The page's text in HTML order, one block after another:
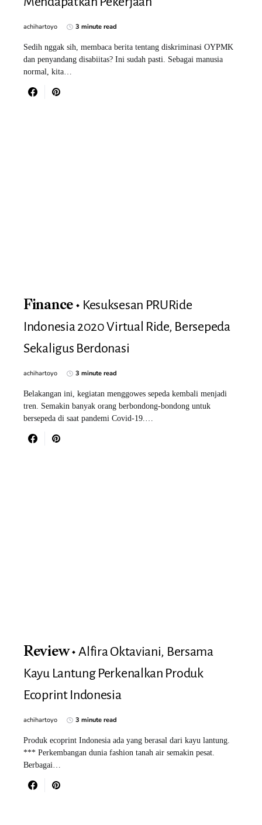
achihartoyo 3 minute read
Sedih nggak sih, membaca berita tentang diskriminasi OYPMK
dan penyandang disabiitas? Ini sudah pasti. Sebagai manusia
normal, kita…
Finance
Kesuksesan PRURide
Indonesia 2020 Virtual Ride, Bersepeda
Sekaligus Berdonasi
achihartoyo 3 minute read
Belakangan ini, kegiatan menggowes sepeda kembali menjadi
tren. Semakin banyak orang berbondong-bondong untuk
bersepeda di saat pandemi Covid-19.…
Review
Alfira Oktaviani, Bersama
Kayu Lantung Perkenalkan Produk
Ecoprint Indonesia
achihartoyo 3 minute read
Produk ecoprint Indonesia ada yang berasal dari kayu lantung.
*** Perkembangan dunia fashion tanah air semakin pesat.
Berbagai…